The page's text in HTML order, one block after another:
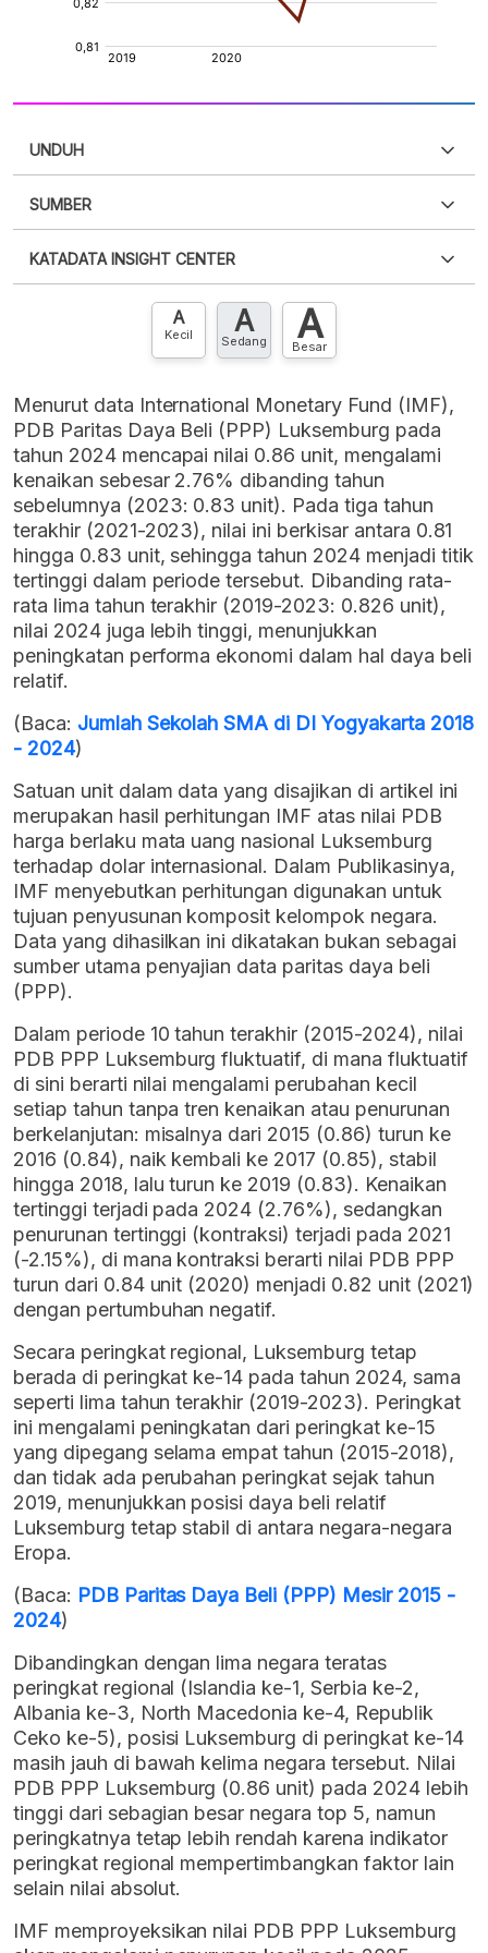
UNDUH
XLS
SUMBER
punya akun?Silakan Daftar sekarang
KATADATA INSIGHT CENTER
Hubungi sekarang »
A
Kecil A
Sedang A
Besar
Menurut data International Monetary Fund (IMF),
PDB Paritas Daya Beli (PPP) Luksemburg pada
tahun 2024 mencapai nilai 0.86 unit, mengalami
kenaikan sebesar 2.76% dibanding tahun
sebelumnya (2023: 0.83 unit). Pada tiga tahun
terakhir (2021-2023), nilai ini berkisar antara 0.81
hingga 0.83 unit, sehingga tahun 2024 menjadi titik
tertinggi dalam periode tersebut. Dibanding rata-
rata lima tahun terakhir (2019-2023: 0.826 unit),
nilai 2024 juga lebih tinggi, menunjukkan
peningkatan performa ekonomi dalam hal daya beli
relatif.
(Baca: Jumlah Sekolah SMA di DI Yogyakarta 2018
- 2024)
Satuan unit dalam data yang disajikan di artikel ini
merupakan hasil perhitungan IMF atas nilai PDB
harga berlaku mata uang nasional Luksemburg
terhadap dolar internasional. Dalam Publikasinya,
IMF menyebutkan perhitungan digunakan untuk
tujuan penyusunan komposit kelompok negara.
Data yang dihasilkan ini dikatakan bukan sebagai
sumber utama penyajian data paritas daya beli
(PPP).
Dalam periode 10 tahun terakhir (2015-2024), nilai
PDB PPP Luksemburg fluktuatif, di mana fluktuatif
di sini berarti nilai mengalami perubahan kecil
setiap tahun tanpa tren kenaikan atau penurunan
berkelanjutan: misalnya dari 2015 (0.86) turun ke
2016 (0.84), naik kembali ke 2017 (0.85), stabil
hingga 2018, lalu turun ke 2019 (0.83). Kenaikan
tertinggi terjadi pada 2024 (2.76%), sedangkan
penurunan tertinggi (kontraksi) terjadi pada 2021
(-2.15%), di mana kontraksi berarti nilai PDB PPP
turun dari 0.84 unit (2020) menjadi 0.82 unit (2021)
dengan pertumbuhan negatif.
Secara peringkat regional, Luksemburg tetap
berada di peringkat ke-14 pada tahun 2024, sama
seperti lima tahun terakhir (2019-2023). Peringkat
ini mengalami peningkatan dari peringkat ke-15
yang dipegang selama empat tahun (2015-2018),
dan tidak ada perubahan peringkat sejak tahun
2019, menunjukkan posisi daya beli relatif
Luksemburg tetap stabil di antara negara-negara
Eropa.
(Baca: PDB Paritas Daya Beli (PPP) Mesir 2015 -
2024)
Dibandingkan dengan lima negara teratas
peringkat regional (Islandia ke-1, Serbia ke-2,
Albania ke-3, North Macedonia ke-4, Republik
Ceko ke-5), posisi Luksemburg di peringkat ke-14
masih jauh di bawah kelima negara tersebut. Nilai
PDB PPP Luksemburg (0.86 unit) pada 2024 lebih
tinggi dari sebagian besar negara top 5, namun
peringkatnya tetap lebih rendah karena indikator
peringkat regional mempertimbangkan faktor lain
selain nilai absolut.
IMF memproyeksikan nilai PDB PPP Luksemburg